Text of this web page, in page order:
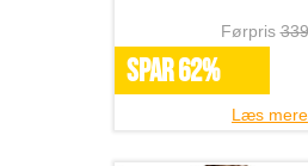
Førpris339
SPAR 62%
Læs mere